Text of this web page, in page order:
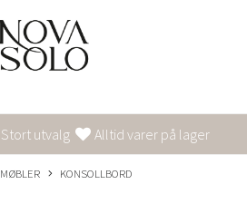
Stort utvalg Alltid varer på lager
MØBLER KONSOLLBORD